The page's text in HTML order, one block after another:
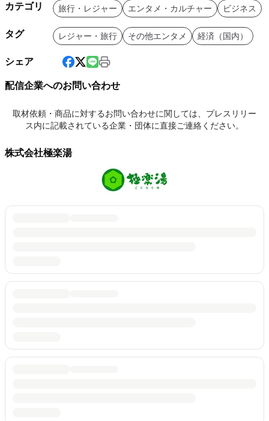
カテゴリ 旅行・レジャー エンタメ・カルチャー ビジネス
タグ レジャー・旅行 その他エンタメ 経済（国内）
シェア
配信企業へのお問い合わせ
取材依頼・商品に対するお問い合わせに関しては、プレスリリー
ス内に記載されている企業・団体に直接ご連絡ください。
株式会社極楽湯